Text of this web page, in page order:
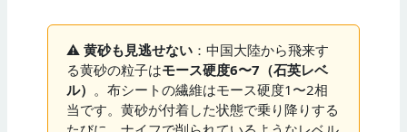
⚠️黄砂も見逃せない ：中国大陸から飛来す
る黄砂の粒子はモース硬度6〜7（石英レベ
ル） 。布シートの繊維はモース硬度1〜2相
当です。黄砂が付着した状態で乗り降りする